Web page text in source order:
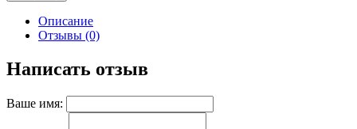
Описание
Отзывы (0)
Написать отзыв
Ваше имя: